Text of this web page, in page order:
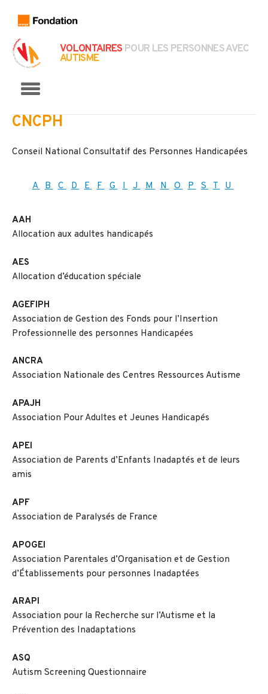
VOLONTAIRES POUR LES PERSONNES AVEC
AUTISME
CNCPH
Conseil National Consultatif des Personnes Handicapées
A B C D E F G I J M N O P S T U
AAH
Allocation aux adultes handicapés
AES
Allocation d’éducation spéciale
AGEFIPH
Association de Gestion des Fonds pour l’Insertion
Professionnelle des personnes Handicapées
ANCRA
Association Nationale des Centres Ressources Autisme
APAJH
Association Pour Adultes et Jeunes Handicapés
APEI
Association de Parents d’Enfants Inadaptés et de leurs
amis
APF
Association de Paralysés de France
APOGEI
Association Parentales d’Organisation et de Gestion
d’Établissements pour personnes Inadaptées
ARAPI
Association pour la Recherche sur l’Autisme et la
Prévention des Inadaptations
ASQ
Autism Screening Questionnaire